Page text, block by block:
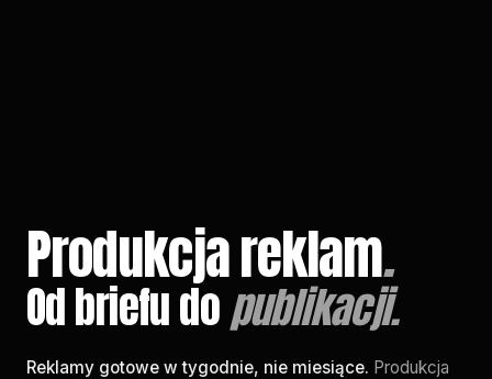
Produkcja reklam.
Od briefu dopublikacji.
Reklamy gotowe w tygodnie, nie miesiące. Produkcja